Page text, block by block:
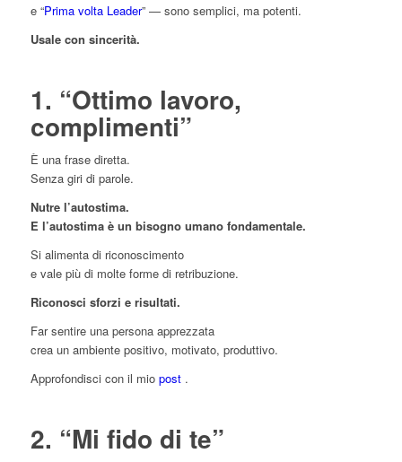
e “Prima volta Leader” — sono semplici, ma potenti.
Usale con sincerità.
1. “Ottimo lavoro,
complimenti”
È una frase diretta.
Senza giri di parole.
Nutre l’autostima.
E l’autostima è un bisogno umano fondamentale.
Si alimenta di riconoscimento
e vale più di molte forme di retribuzione.
Riconosci sforzi e risultati.
Far sentire una persona apprezzata
crea un ambiente positivo, motivato, produttivo.
Approfondisci con il mio post .
2. “Mi fido di te”